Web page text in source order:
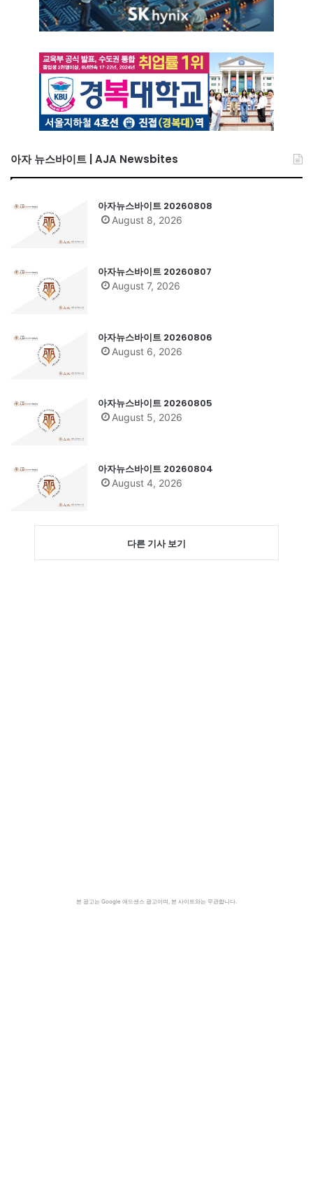
아자 뉴스바이트 | AJA Newsbites
아자뉴스바이트 20260808
August 8, 2026
아자뉴스바이트 20260807
August 7, 2026
아자뉴스바이트 20260806
August 6, 2026
아자뉴스바이트 20260805
August 5, 2026
아자뉴스바이트 20260804
August 4, 2026
다른 기사 보기
본 광고는 Google 애드센스 광고이며, 본 사이트와는 무관합니다.